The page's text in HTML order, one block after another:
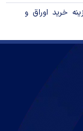
خرید اوراق و